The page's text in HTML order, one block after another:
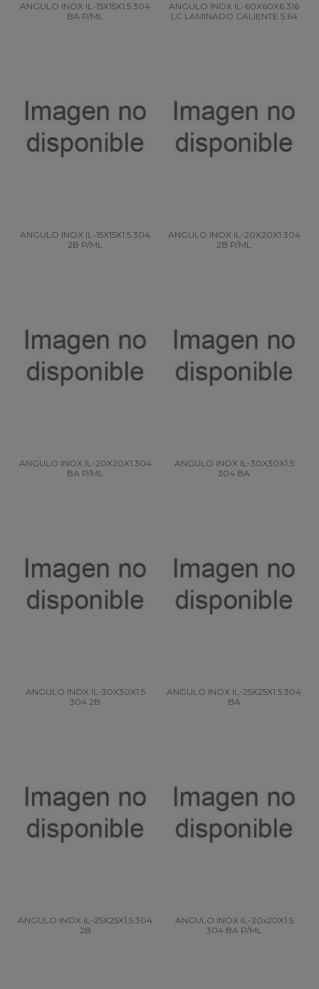
ANGULO INOX IL-15X15X1.5 304
BA P/ML
ANGULO INOX IL-60X60X6 316
LC LAMINADO CALIENTE 5.64
ANGULO INOX IL-15X15X1.5 304
2B P/ML
ANGULO INOX IL-20X20X1 304
2B P/ML
ANGULO INOX IL-20X20X1 304
BA P/ML
ANGULO INOX IL-30X30X1.5
304 BA
ANGULO INOX IL-30X30X1.5
304 2B
ANGULO INOX IL-25X25X1.5 304
BA
ANGULO INOX IL-25X25X1.5 304
2B
ANGULO INOX IL-20x20X1.5
304 BA P/ML